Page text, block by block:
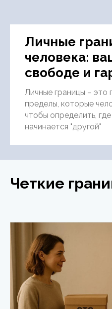
Личные
человека:
свободе и
Личные границы – это
пределы, которые
чтобы определить,
начинается "другой"
Четкие